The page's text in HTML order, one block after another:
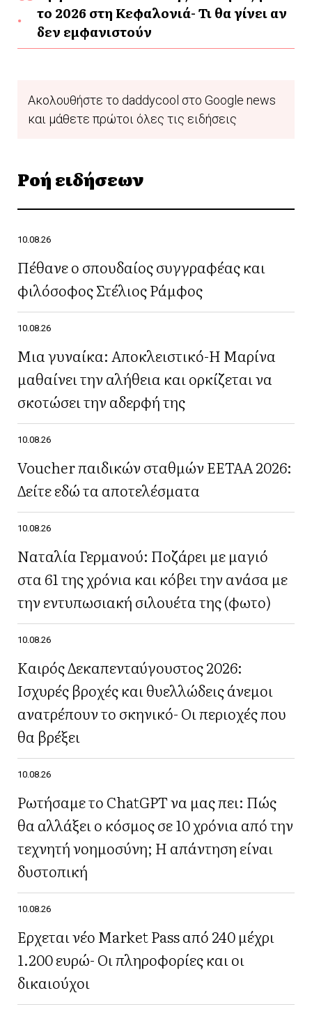
το 2026 στη Κεφαλονιά- Τι θα γίνει αν
δεν εμφανιστούν
Ακολουθήστε το daddycool στο Google news
και μάθετε πρώτοι όλες τις ειδήσεις
Ροή ειδήσεων
10.08.26
Πέθανε ο σπουδαίος συγγραφέας και
φιλόσοφος Στέλιος Ράμφος
10.08.26
Μια γυναίκα: Αποκλειστικό-Η Μαρίνα
μαθαίνει την αλήθεια και ορκίζεται να
σκοτώσει την αδερφή της
10.08.26
Voucher παιδικών σταθμών ΕΕΤΑΑ 2026:
Δείτε εδώ τα αποτελέσματα
10.08.26
Ναταλία Γερμανού: Ποζάρει με μαγιό
στα 61 της χρόνια και κόβει την ανάσα με
την εντυπωσιακή σιλουέτα της (φωτο)
10.08.26
Καιρός Δεκαπενταύγουστος 2026:
Ισχυρές βροχές και θυελλώδεις άνεμοι
ανατρέπουν το σκηνικό- Οι περιοχές που
θα βρέξει
10.08.26
Ρωτήσαμε το ChatGPT να μας πει: Πώς
θα αλλάξει ο κόσμος σε 10 χρόνια από την
τεχνητή νοημοσύνη; Η απάντηση είναι
δυστοπική
10.08.26
Έρχεται νέο Market Pass από 240 μέχρι
1.200 ευρώ- Οι πληροφορίες και οι
δικαιούχοι